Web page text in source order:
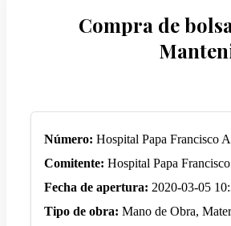
Compra de
Número: Hospital Papa Francisco
Comitente: Hospital Papa Francisco
Fecha de apertura: 2020-03-05
Tipo de obra: Mano de Obra,